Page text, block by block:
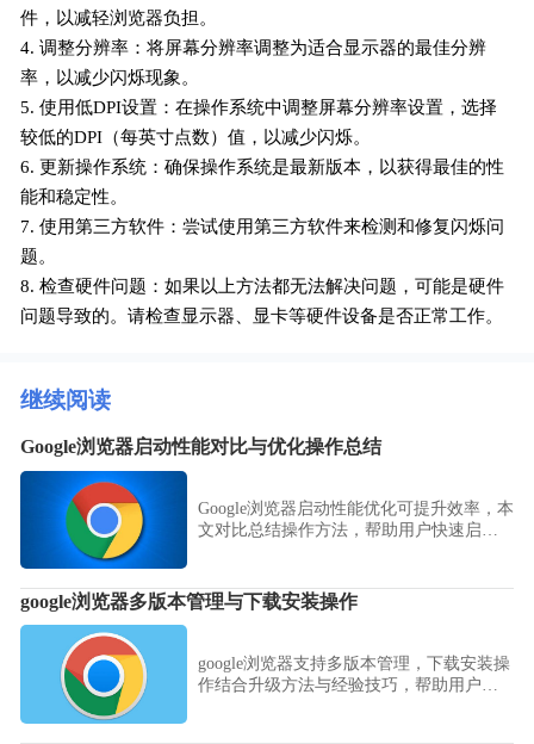
件，以减轻浏览器负担。
4. 调整分辨率：将屏幕分辨率调整为适合显示器的最佳分辨
率，以减少闪烁现象。
5. 使用低DPI设置：在操作系统中调整屏幕分辨率设置，选择
较低的DPI（每英寸点数）值，以减少闪烁。
6. 更新操作系统：确保操作系统是最新版本，以获得最佳的性
能和稳定性。
7. 使用第三方软件：尝试使用第三方软件来检测和修复闪烁问
题。
8. 检查硬件问题：如果以上方法都无法解决问题，可能是硬件
问题导致的。请检查显示器、显卡等硬件设备是否正常工作。
继续阅读
Google浏览器启动性能对比与优化操作总结
Google浏览器启动性能优化可提升效率，本
文对比总结操作方法，帮助用户快速启动
google浏览器多版本管理与下载安装操作
google浏览器支持多版本管理，下载安装操
作结合升级方法与经验技巧，帮助用户灵